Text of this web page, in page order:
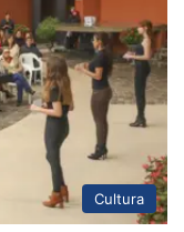
Cultura